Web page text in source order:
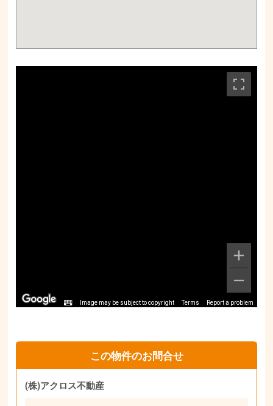
Image may be subject to copyright Terms Report a problem
この物件のお問合せ
(株)アクロス不動産